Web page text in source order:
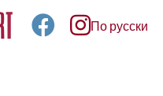
По русски